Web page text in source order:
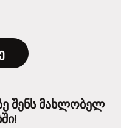
შენს მახლობელ